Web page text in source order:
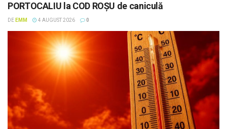
PORTOCALIU la COD ROȘU de caniculă
DE EMM 4 AUGUST 2026 0